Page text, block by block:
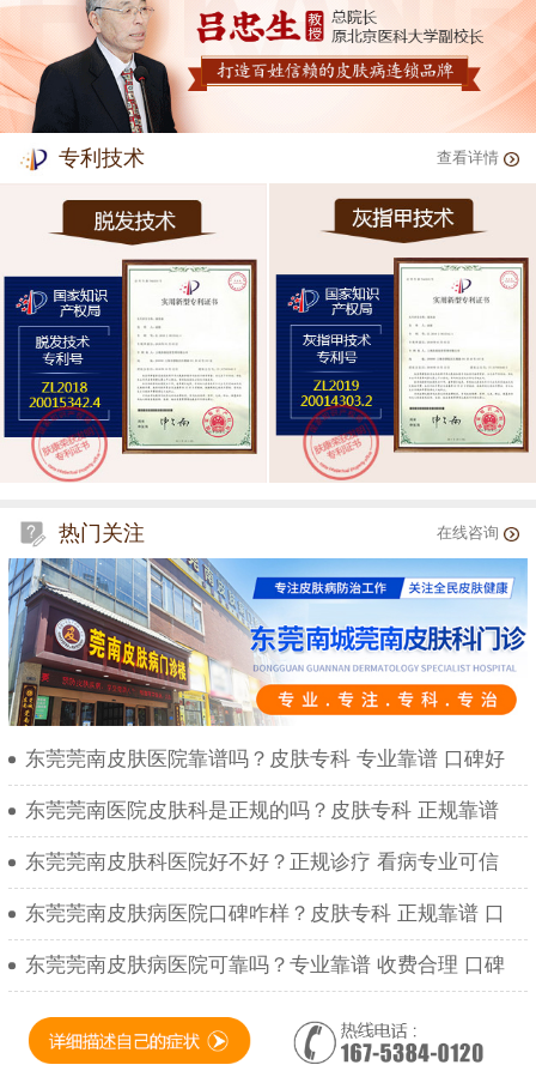
专利技术 查看详情
热门关注 在线咨询
东莞莞南皮肤医院靠谱吗？皮肤专科 专业靠谱 口碑好
东莞莞南医院皮肤科是正规的吗？皮肤专科 正规靠谱
东莞莞南皮肤科医院好不好？正规诊疗 看病专业可信
东莞莞南皮肤病医院口碑咋样？皮肤专科 正规靠谱 口
东莞莞南皮肤病医院可靠吗？专业靠谱 收费合理 口碑